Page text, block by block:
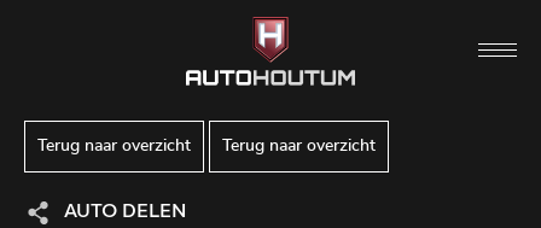
Terug naar overzicht Terug naar overzicht
AUTO DELEN